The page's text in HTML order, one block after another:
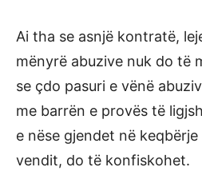
Ai tha se asnjë kontratë,
mënyrë abuzive nuk do të
se çdo pasuri e vënë
me barrën e provës të
e nëse gjendet në
vendit, do të konfiskohet.